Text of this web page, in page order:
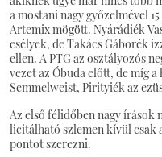
a mostani nagy győzelmével
Artemix mögött. Nyárádiék
esélyek, de Takács Gáborék
ellen. A PTG az osztályozós
vezet az Óbuda előtt, de míg
Semmelweist, Pirityiék az
Az első félidőben nagy írások
licitálható szlemen kívül csak
pontot szerezni.